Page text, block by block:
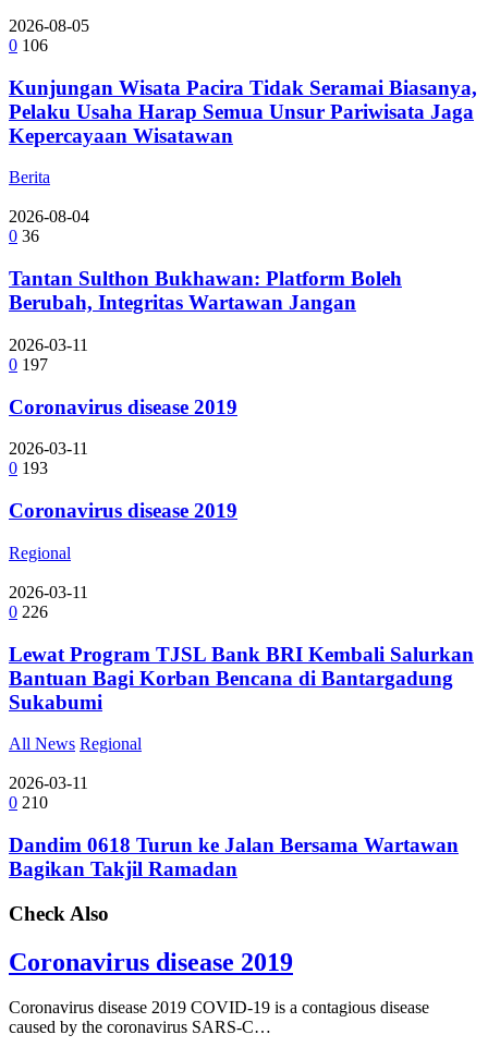
2026-08-05
0 106
Kunjungan Wisata Pacira Tidak Seramai Biasanya,
Pelaku Usaha Harap Semua Unsur Pariwisata Jaga
Kepercayaan Wisatawan
Berita
2026-08-04
0 36
Tantan Sulthon Bukhawan: Platform Boleh
Berubah, Integritas Wartawan Jangan
2026-03-11
0 197
Coronavirus disease 2019
2026-03-11
0 193
Coronavirus disease 2019
Regional
2026-03-11
0 226
Lewat Program TJSL Bank BRI Kembali Salurkan
Bantuan Bagi Korban Bencana di Bantargadung
Sukabumi
All News Regional
2026-03-11
0 210
Dandim 0618 Turun ke Jalan Bersama Wartawan
Bagikan Takjil Ramadan
Check Also
Coronavirus disease 2019
Coronavirus disease 2019 COVID-19 is a contagious disease
caused by the coronavirus SARS-C…